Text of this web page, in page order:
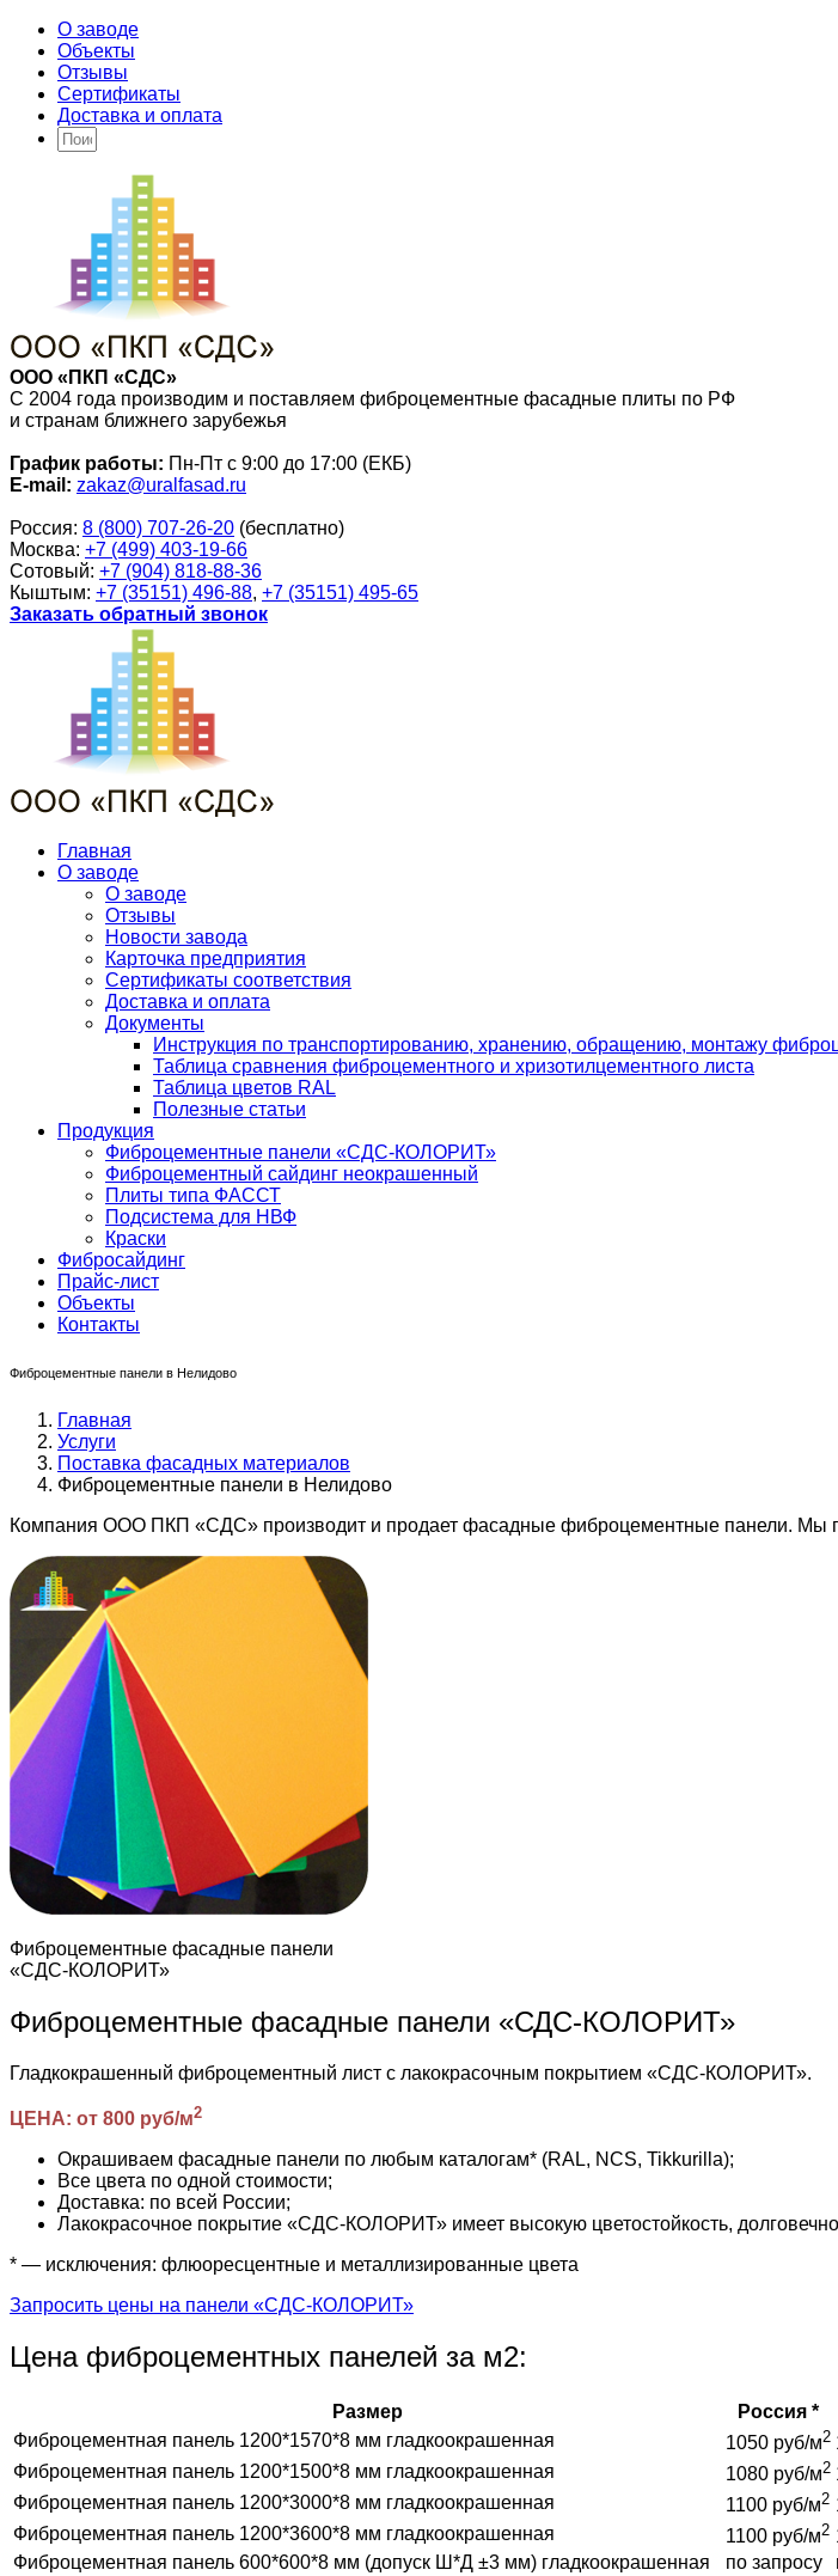
О заводе
Объекты
Отзывы
Сертификаты
Доставка и оплата
ООО «ПКП «СДС»
С 2004 года производим и поставляем фиброцементные фасадные плиты по РФ
и странам ближнего зарубежья
График работы: Пн-Пт с 9:00 до 17:00 (ЕКБ)
E-mail: zakaz@uralfasad.ru
Россия: 8 (800) 707-26-20 (бесплатно)
Москва: +7 (499) 403-19-66
Сотовый: +7 (904) 818-88-36
Кыштым: +7 (35151) 496-88, +7 (35151) 495-65
Заказать обратный звонок
Главная
О заводе
О заводе
Отзывы
Новости завода
Карточка предприятия
Сертификаты соответствия
Доставка и оплата
Документы
Инструкция по транспортированию, хранению, обращению, монтажу
Таблица сравнения фиброцементного и хризотилцементного листа
Таблица цветов RAL
Полезные статьи
Продукция
Фиброцементные панели «СДС-КОЛОРИТ»
Фиброцементный сайдинг неокрашенный
Плиты типа ФАССТ
Подсистема для НВФ
Краски
Фибросайдинг
Прайс-лист
Объекты
Контакты
Фиброцементные панели в Нелидово
Главная
Услуги
Поставка фасадных материалов
Фиброцементные панели в Нелидово
Компания ООО ПКП «СДС» производит и продает фасадные фиброцементные панели. Мы
Фиброцементные фасадные панели
«СДС-КОЛОРИТ»
Фиброцементные фасадные панели «СДС-КОЛОРИТ»
Гладкокрашенный фиброцементный лист с лакокрасочным покрытием «СДС-КОЛОРИТ».
ЦЕНА: от 800 руб/м2
Окрашиваем фасадные панели по любым каталогам* (RAL, NCS, Tikkurilla);
Все цвета по одной стоимости;
Доставка: по всей России;
Лакокрасочное покрытие «СДС-КОЛОРИТ» имеет высокую цветостойкость,
* — исключения: флюоресцентные и металлизированные цвета
Запросить цены на панели «СДС-КОЛОРИТ»
Цена фиброцементных панелей за м2:
Размер Россия *
Фиброцементная панель 1200*1570*8 мм гладкоокрашенная
1050 руб/м2
Фиброцементная панель 1200*1500*8 мм гладкоокрашенная 1080 руб/м2
Фиброцементная панель 1200*3000*8 мм гладкоокрашенная 1100 руб/м2
Фиброцементная панель 1200*3600*8 мм гладкоокрашенная 1100 руб/м2
Фиброцементная панель 600*600*8 мм (допуск Ш*Д ±3 мм) гладкоокрашенная по запросу